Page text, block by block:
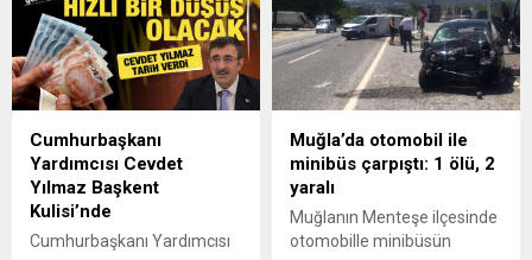
başarılı yatırım ajansları
arasında yer alarak ödüle
layık görüldü.
alternatif güzergahlar
açıklandı.
Cumhurbaşkanı
Yardımcısı Cevdet
Yılmaz Başkent
Kulisi’nde
Cumhurbaşkanı Yardımcısı
Muğla’da otomobil ile
minibüs çarpıştı: 1 ölü, 2
yaralı
Muğlanın Menteşe ilçesinde
otomobille minibüsün